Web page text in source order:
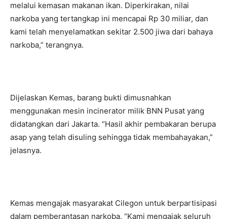
melalui kemasan makanan ikan. Diperkirakan, nilai
narkoba yang tertangkap ini mencapai Rp 30 miliar, dan
kami telah menyelamatkan sekitar 2.500 jiwa dari bahaya
narkoba,” terangnya.
Dijelaskan Kemas, barang bukti dimusnahkan
menggunakan mesin incinerator milik BNN Pusat yang
didatangkan dari Jakarta. “Hasil akhir pembakaran berupa
asap yang telah disuling sehingga tidak membahayakan,”
jelasnya.
Kemas mengajak masyarakat Cilegon untuk berpartisipasi
dalam pemberantasan narkoba. “Kami mengajak seluruh